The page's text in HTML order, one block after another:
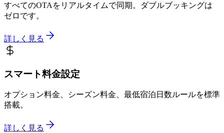
すべてのOTAをリアルタイムで同期。ダブルブッキングは
ゼロです。
詳しく見る
スマート料金設定
オプション料金、シーズン料金、最低宿泊日数ルールを標準
搭載。
詳しく見る